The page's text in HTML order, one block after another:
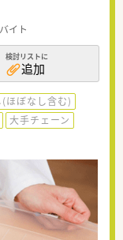
イト
検討リストに
追加
ほぼなし含む)
大手チェーン